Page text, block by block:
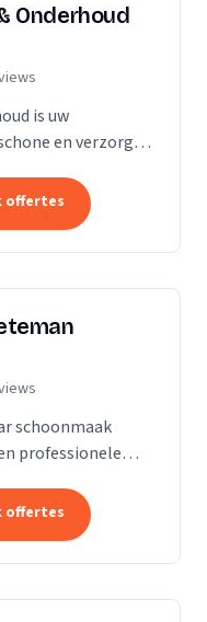
Onderhoud
is uw
en verzorgde
uit
offertes
schoonmaak
professionele
Rotterdam,...
offertes